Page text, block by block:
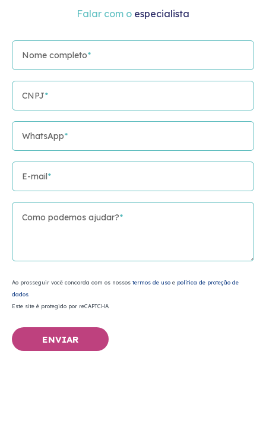
ferramentas
de lote e
MAIS
Falar com o especialista
Nome completo*
CNPJ*
WhatsApp*
E-mail*
Como podemos ajudar?*
Ao prosseguir você concorda com os nossos termos de uso e política de proteção de
dados.
Este site é protegido por reCAPTCHA.
ENVIAR